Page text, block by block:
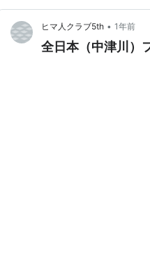
ヒマ人クラブ5th • 1年前
全日本（中津川）